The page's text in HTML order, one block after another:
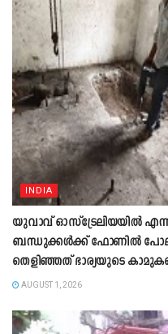
INDIA
യുവാവ് ഓസ്ട്രേലിയയിൽ എന്ന്
ബന്ധുക്കൾക്ക് ഫോണിൽ പോലും
തെളിഞ്ഞത് ഭാര്യയുടെ
AUGUST 1, 2026